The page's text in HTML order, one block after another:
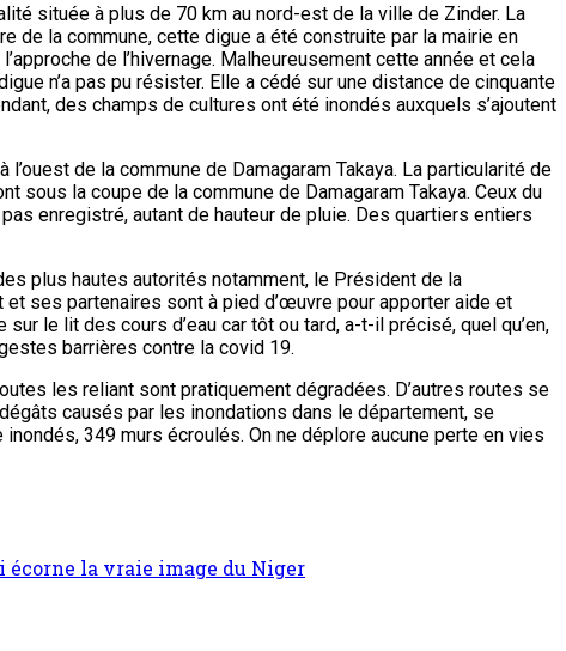
située à plus de 70 km au nord-est de la ville de Zinder. La
de la commune, cette digue a été construite par la mairie en
de l’hivernage. Malheureusement cette année et cela
n’a pas pu résister. Elle a cédé sur une distance de cinquante
des champs de cultures ont été inondés auxquels s’ajoutent
de la commune de Damagaram Takaya. La particularité de
la coupe de la commune de Damagaram Takaya. Ceux du
enregistré, autant de hauteur de pluie. Des quartiers entiers
plus hautes autorités notamment, le Président de la
ses partenaires sont à pied d’œuvre pour apporter aide et
le lit des cours d’eau car tôt ou tard, a-t-il précisé, quel qu’en,
barrières contre la covid 19.
les reliant sont pratiquement dégradées. D’autres routes se
causés par les inondations dans le département, se
349 murs écroulés. On ne déplore aucune perte en vies
écorne la vraie image du Niger